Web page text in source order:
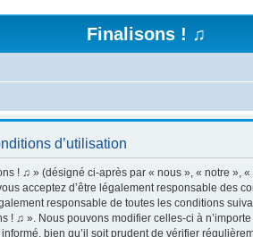
Finalisons ! ♫
d’utilisation
! ♫ » (désigné ci-après par « nous », « notre »,
acceptez d’être légalement responsable des
responsable de toutes les conditions
! ♫ ». Nous pouvons modifier celles-ci à
bien qu’il soit prudent de vérifier